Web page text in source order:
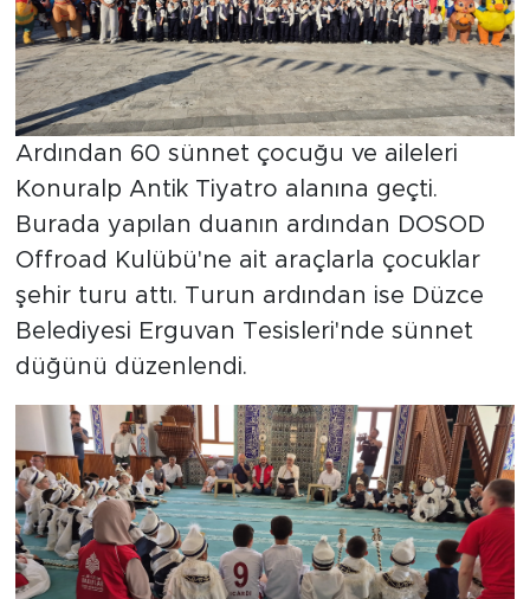
Ardından 60 sünnet çocuğu ve aileleri
Konuralp Antik Tiyatro alanına geçti.
Burada yapılan duanın ardından DOSOD
Offroad Kulübü'ne ait araçlarla çocuklar
şehir turu attı. Turun ardından ise Düzce
Belediyesi Erguvan Tesisleri'nde sünnet
düğünü düzenlendi.